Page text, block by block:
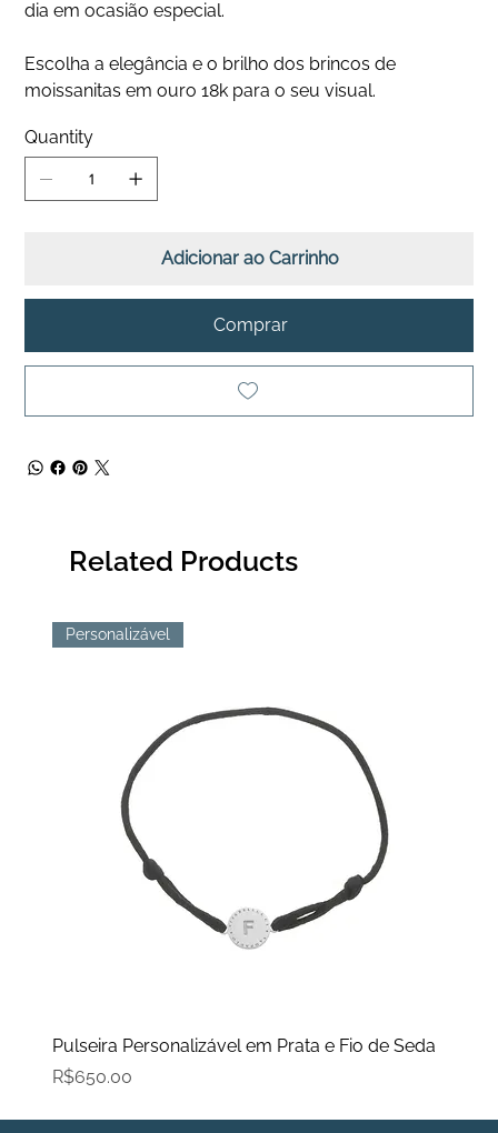
dia em ocasião especial.
Escolha a elegância e o brilho dos brincos de
moissanitas em ouro 18k para o seu visual.
Quantity
Adicionar ao Carrinho
Comprar
Related Products
Personalizável
Pulseira Personalizável em Prata e Fio de Seda
Price
R$650.00